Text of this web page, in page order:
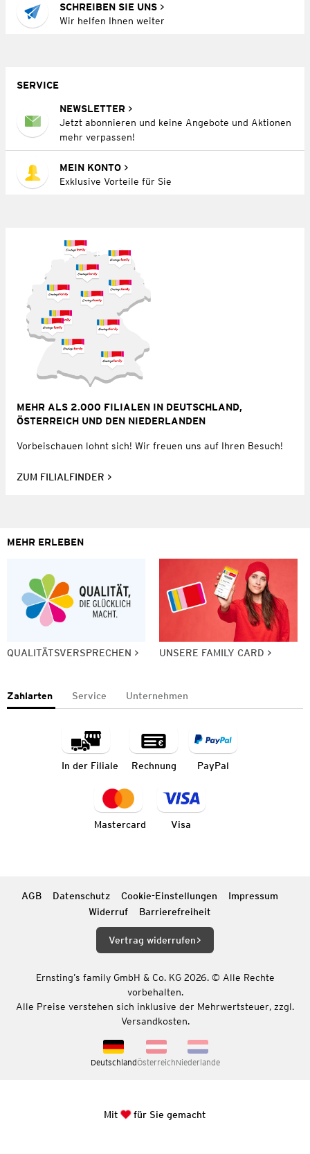
SCHREIBEN SIE UNS
Wir helfen Ihnen weiter
SERVICE
NEWSLETTER
Jetzt abonnieren und keine Angebote und Aktionen
mehr verpassen!
MEIN KONTO
Exklusive Vorteile für Sie
MEHR ALS 2.000 FILIALEN IN DEUTSCHLAND,
ÖSTERREICH UND DEN NIEDERLANDEN
Vorbeischauen lohnt sich! Wir freuen uns auf Ihren Besuch!
ZUM FILIALFINDER
MEHR ERLEBEN
QUALITÄTSVERSPRECHEN UNSERE FAMILY CARD
Zahlarten Service Unternehmen
In der Filiale Rechnung PayPal
Mastercard Visa
AGB Datenschutz Cookie-Einstellungen
Impressum
Widerruf
Barrierefreiheit
Vertrag widerrufen
Ernsting’s family GmbH & Co. KG 2026. © Alle Rechte
vorbehalten.
Alle Preise verstehen sich inklusive der Mehrwertsteuer, zzgl.
Versandkosten.
DeutschlandÖsterreichNiederlande
Mit für Sie gemacht